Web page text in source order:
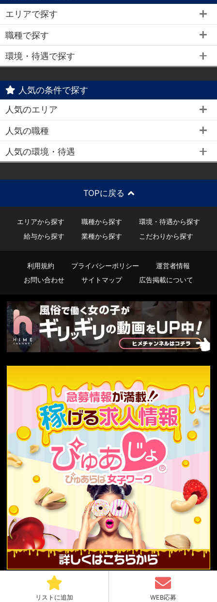
エリアで探す
職種で探す
環境・待遇で探す
人気の条件で探す
人気のエリア
人気の職種
人気の環境・待遇
リストに追加 WEB応募
TOPに戻る
エリアから探す 職種から探す
環境・待遇から探す
給与から探す
業種から探す こだわりから探す
利用規約 プライバシーポリシー
運営者情報
お問い合わせ
サイトマップ 広告掲載について
Copyright© 2019-2025 ぴゅあらばスタッフ All rights reserved.